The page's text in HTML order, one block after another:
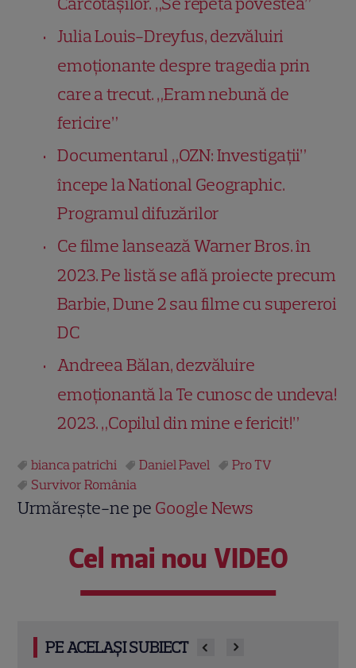
Julia Louis-Dreyfus, dezvăluiri
emoționante despre tragedia prin
care a trecut. „Eram nebună de
fericire”
Documentarul „OZN: Investigații”
începe la National Geographic.
Programul difuzărilor
Ce filme lansează Warner Bros. în
2023. Pe listă se află proiecte precum
Barbie, Dune 2 sau filme cu supereroi
DC
Andreea Bălan, dezvăluire
emoţionantă la Te cunosc de undeva!
2023. „Copilul din mine e fericit!”
bianca patrichi Daniel Pavel
Pro TV
Survivor România
Urmărește-ne pe Google News
Cel mai nou VIDEO
PE ACELAȘI SUBIECT